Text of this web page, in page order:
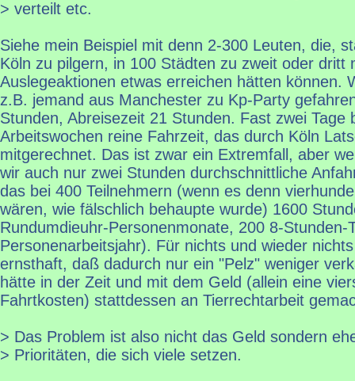
> verteilt etc.
Siehe mein Beispiel mit denn 2-300 Leuten, die,
Köln zu pilgern, in 100 Städten zu zweit oder dritt
Auslegeaktionen etwas erreichen hätten können.
z.B. jemand aus Manchester zu Kp-Party
Stunden, Abreisezeit 21 Stunden. Fast zwei Tage
Arbeitswochen reine Fahrzeit, das durch Köln
mitgerechnet. Das ist zwar ein Extremfall, aber
wir auch nur zwei Stunden durchschnittliche
das bei 400 Teilnehmern (wenn es denn
wären, wie fälschlich behaupte wurde) 1600
Rundumdieuhr-Personenmonate, 200 8-Stunden-
Personenarbeitsjahr). Für nichts und wieder
ernsthaft, daß dadurch nur ein "Pelz" weniger
hätte in der Zeit und mit dem Geld (allein eine
Fahrtkosten) stattdessen an Tierrechtarbeit
> Das Problem ist also nicht das Geld sondern
> Prioritäten, die sich viele setzen.